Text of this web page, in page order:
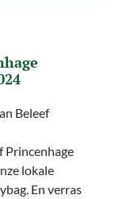
Beleef
Princenhage
lokale
En verras